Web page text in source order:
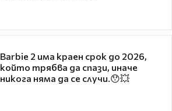
Barbie 2 има краен срок до 2026,
който трябва да спази, иначе
никога няма да се случи.😯💥